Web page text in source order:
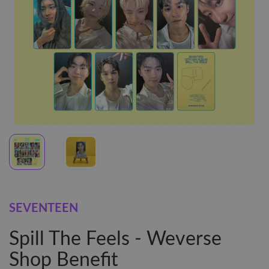
SEVENTEEN
Spill The Feels - Weverse
Shop Benefit